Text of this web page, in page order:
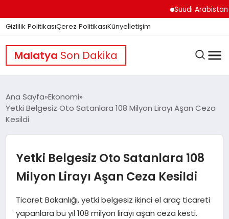
Suudi Arabistan
Gizlilik PolitikasıÇerez PolitikasıKünyeİletişim
Malatya Son Dakika
GÜNDEM
DÜNYA
EĞITIM
Ana Sayfa Ekonomi
Yetki Belgesiz Oto Satanlara 108 Milyon Lirayı Aşan Ceza
Kesildi
Yetki Belgesiz Oto Satanlara 108
Milyon Lirayı Aşan Ceza Kesildi
Ticaret Bakanlığı, yetki belgesiz ikinci el araç ticareti
yapanlara bu yıl 108 milyon lirayı aşan ceza kesti.